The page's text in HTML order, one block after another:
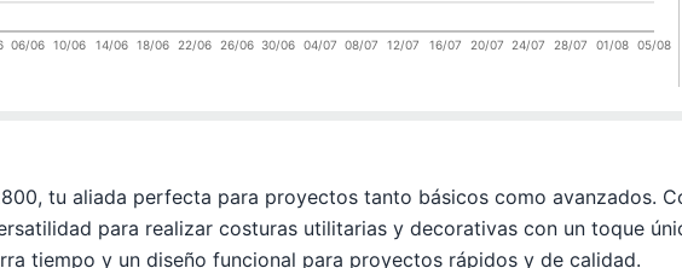
06/06 10/06 14/06 18/06 22/06 26/06 30/06 04/07 08/07 12/07 16/07 20/07 24/07 28/07 01/08 05/08
tu aliada perfecta para proyectos tanto básicos como avanzados.
para realizar costuras utilitarias y decorativas con un toque
tiempo y un diseño funcional para proyectos rápidos y de calidad.